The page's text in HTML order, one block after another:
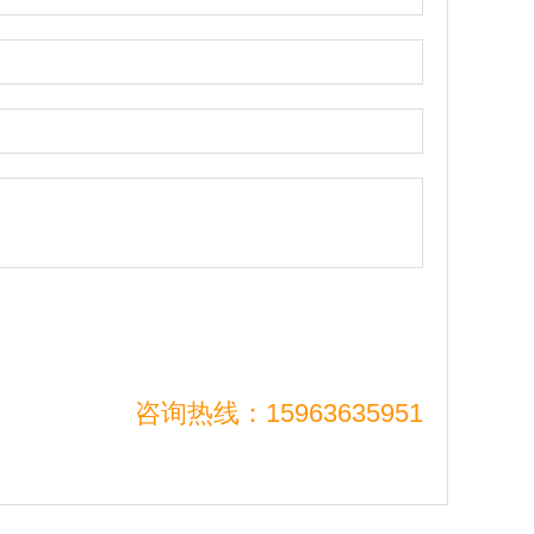
咨询热线：15963635951